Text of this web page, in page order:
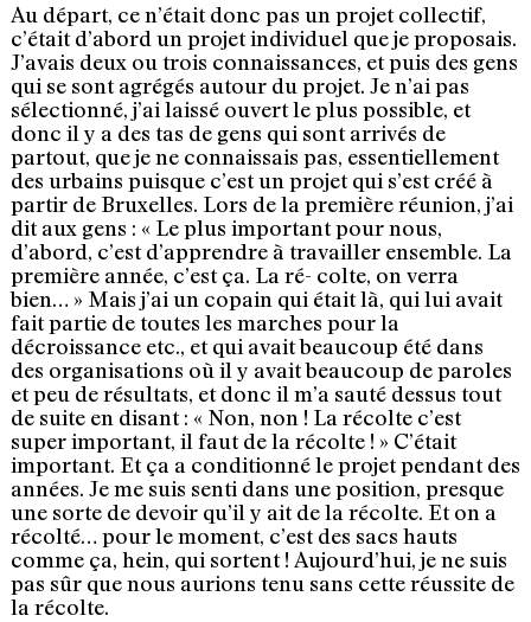
Au départ, ce n’était donc pas un projet collectif,
c’était d’abord un projet individuel que je proposais.
J’avais deux ou trois connaissances, et puis des gens
qui se sont agrégés autour du projet. Je n’ai pas
sélectionné, j’ai laissé ouvert le plus possible, et
donc il y a des tas de gens qui sont arrivés de
partout, que je ne connaissais pas, essentiellement
des urbains puisque c’est un projet qui s’est créé à
partir de Bruxelles. Lors de la première réunion, j’ai
dit aux gens : « Le plus important pour nous,
d’abord, c’est d’apprendre à travailler ensemble. La
première année, c’est ça. La ré- colte, on verra
bien… » Mais j’ai un copain qui était là, qui lui avait
fait partie de toutes les marches pour la
décroissance etc., et qui avait beaucoup été dans
des organisations où il y avait beaucoup de paroles
et peu de résultats, et donc il m’a sauté dessus tout
de suite en disant : « Non, non ! La récolte c’est
super important, il faut de la récolte ! » C’était
important. Et ça a conditionné le projet pendant des
années. Je me suis senti dans une position, presque
une sorte de devoir qu’il y ait de la récolte. Et on a
récolté… pour le moment, c’est des sacs hauts
comme ça, hein, qui sortent ! Aujourd’hui, je ne suis
pas sûr que nous aurions tenu sans cette réussite de
la récolte.